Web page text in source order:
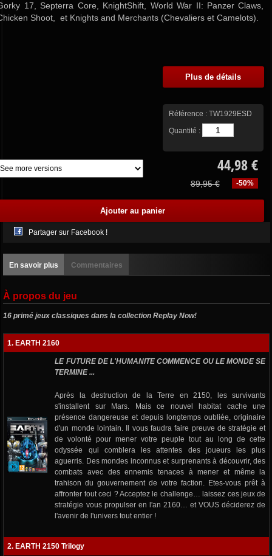
17, Septerra Core, KnightShift, World War II: Panzer Claws,
Shoot, et Knights and Merchants (Chevaliers et Camelots).
Plus de détails
Référence : TW1929ESD
Quantité :
44,98 €
-50%
89,95 €
Partager sur Facebook !
En savoir plus Commentaires
À propos du jeu
16 primé jeux classiques dans la collection Replay Now!
1. EARTH 2160
LE FUTURE DE L'HUMANITE COMMENCE OU LE MONDE SE
TERMINE ...
Après la destruction de la Terre en 2150, les survivants
s'installent sur Mars. Mais ce nouvel habitat cache une
présence dangereuse et depuis longtemps oubliée, originaire
d'un monde lointain. Il vous faudra faire preuve de stratégie et
de volonté pour mener votre peuple tout au long de cette
odyssée qui comblera les attentes des joueurs les plus
aguerris. Des mondes inconnus et surprenants à découvrir, des
combats avec des ennemis tenaces à mener et même la
trahison du gouvernement de votre faction. Etes-vous prêt à
affronter tout ceci ? Acceptez le challenge… laissez ces jeux de
stratégie vous propulser en l'an 2160… et VOUS déciderez de
l'avenir de l'univers tout entier !
2. EARTH 2150 Trilogy